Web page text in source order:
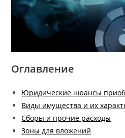
Оглавление
Юридические нюансы
Виды имущества и их
Сборы и прочие расходы
Зоны для вложений